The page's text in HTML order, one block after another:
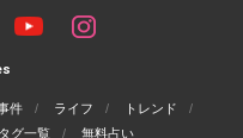
件 ライフ
トレンド
タグ一覧 無料占い